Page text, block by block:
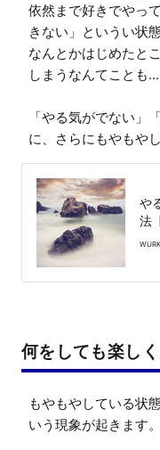
依然まで好きでやっ
きない」というい状
なんとかはじめたと
しまうなんてことも...
「やる気がでない」
に、さらにもやもや
や
法
WURK
何をしても楽し
もやもやしている状
いう現象が起きます。